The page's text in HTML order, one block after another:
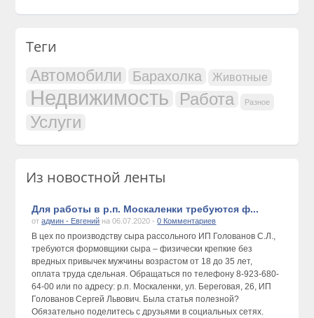
Теги
Автомобили Барахолка Животные
Недвижимость Работа Разное
Услуги
Из новостной ленты
Для работы в р.п. Москаленки требуются ф...
отадмин - Евгений на 06.07.2020 -0 Комментариев
В цех по производству сыра рассольного ИП Голованов С.Л.,
требуются формовщики сыра – физически крепкие без
вредных привычек мужчины возрастом от 18 до 35 лет,
оплата труда сдельная. Обращаться по телефону 8-923-680-
64-00 или по адресу: р.п. Москаленки, ул. Береговая, 26, ИП
Голованов Сергей Львович. Была статья полезной?
Обязательно поделитесь с друзьями в социальных сетях.